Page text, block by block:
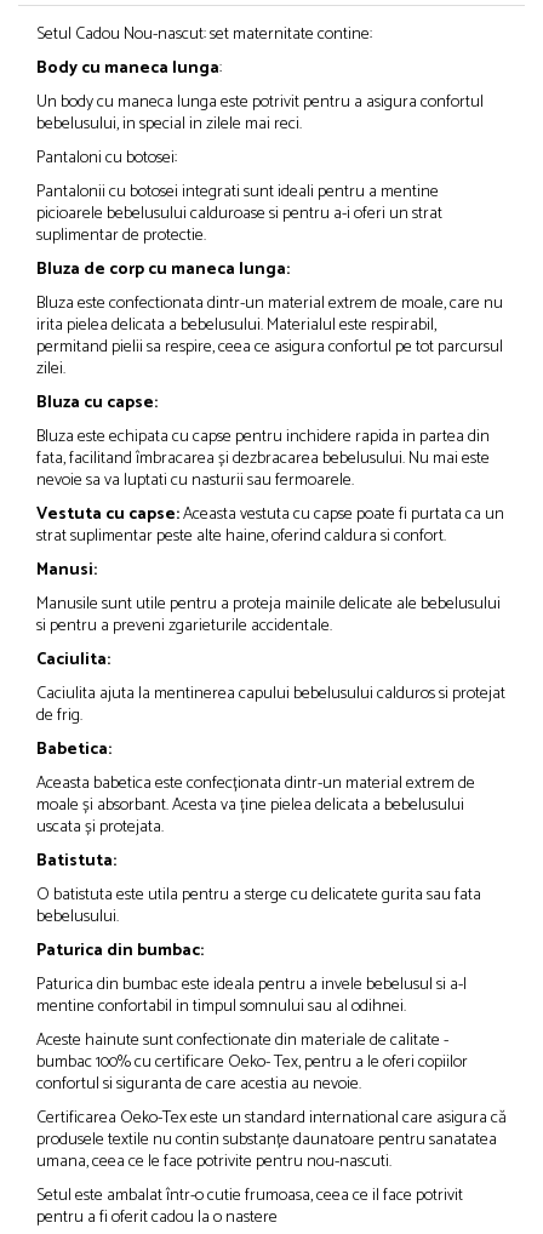
Setul Cadou Nou-nascut: set maternitate contine:
Body cu maneca lunga:
Un body cu maneca lunga este potrivit pentru a asigura confortul
bebelusului, in special in zilele mai reci.
Pantaloni cu botosei:
Pantalonii cu botosei integrati sunt ideali pentru a mentine
picioarele bebelusului calduroase si pentru a-i oferi un strat
suplimentar de protectie.
Bluza de corp cu maneca lunga:
Bluza este confectionata dintr-un material extrem de moale, care nu
irita pielea delicata a bebelusului. Materialul este respirabil,
permitand pielii sa respire, ceea ce asigura confortul pe tot parcursul
zilei.
Bluza cu capse:
Bluza este echipata cu capse pentru inchidere rapida in partea din
fata, facilitand îmbracarea și dezbracarea bebelusului. Nu mai este
nevoie sa va luptati cu nasturii sau fermoarele.
Vestuta cu capse:Aceasta vestuta cu capse poate fi purtata ca un
strat suplimentar peste alte haine, oferind caldura si confort.
Manusi:
Manusile sunt utile pentru a proteja mainile delicate ale bebelusului
si pentru a preveni zgarieturile accidentale.
Caciulita:
Caciulita ajuta la mentinerea capului bebelusului calduros si protejat
de frig.
Babetica:
Aceasta babetica este confecționata dintr-un material extrem de
moale și absorbant. Acesta va ține pielea delicata a bebelusului
uscata și protejata.
Batistuta:
O batistuta este utila pentru a sterge cu delicatete gurita sau fata
bebelusului.
Paturica din bumbac:
Paturica din bumbac este ideala pentru a invele bebelusul si a-l
mentine confortabil in timpul somnului sau al odihnei.
Aceste hainutesunt confectionate din materiale de calitate -
bumbac 100% cu certificare Oeko- Tex, pentru a le oferi copiilor
confortul si siguranta de care acestia au nevoie.
Certificarea Oeko-Tex este un standard international care asigura că
produsele textile nu contin substanțe daunatoare pentru sanatatea
umana, ceea ce le face potrivite pentru nou-nascuti.
Setul este ambalat într-o cutie frumoasa, ceea ce il face potrivit
pentru a fi oferit cadou la o nastere